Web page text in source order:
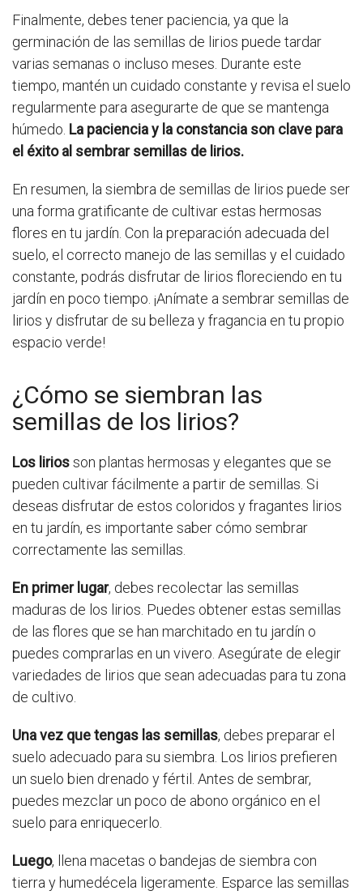
Finalmente, debes tener paciencia, ya que la
germinación de las semillas de lirios puede tardar
varias semanas o incluso meses. Durante este
tiempo, mantén un cuidado constante y revisa el suelo
regularmente para asegurarte de que se mantenga
húmedo. La paciencia y la constancia son clave para
el éxito al sembrar semillas de lirios.
En resumen, la siembra de semillas de lirios puede ser
una forma gratificante de cultivar estas hermosas
flores en tu jardín. Con la preparación adecuada del
suelo, el correcto manejo de las semillas y el cuidado
constante, podrás disfrutar de lirios floreciendo en tu
jardín en poco tiempo. ¡Anímate a sembrar semillas de
lirios y disfrutar de su belleza y fragancia en tu propio
espacio verde!
¿Cómo se siembran las
semillas de los lirios?
Los liriosson plantas hermosas y elegantes que se
pueden cultivar fácilmente a partir de semillas. Si
deseas disfrutar de estos coloridos y fragantes lirios
en tu jardín, es importante saber cómo sembrar
correctamente las semillas.
En primer lugar, debes recolectar las semillas
maduras de los lirios. Puedes obtener estas semillas
de las flores que se han marchitado en tu jardín o
puedes comprarlas en un vivero. Asegúrate de elegir
variedades de lirios que sean adecuadas para tu zona
de cultivo.
Una vez que tengas las semillas, debes preparar el
suelo adecuado para su siembra. Los lirios prefieren
un suelo bien drenado y fértil. Antes de sembrar,
puedes mezclar un poco de abono orgánico en el
suelo para enriquecerlo.
Luego, llena macetas o bandejas de siembra con
tierra y humedécela ligeramente. Esparce las semillas